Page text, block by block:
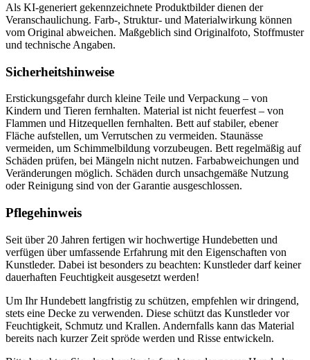
Als KI-generiert gekennzeichnete Produktbilder dienen der
Veranschaulichung. Farb-, Struktur- und Materialwirkung können
vom Original abweichen. Maßgeblich sind Originalfoto, Stoffmuster
und technische Angaben.
Sicherheitshinweise
Erstickungsgefahr durch kleine Teile und Verpackung – von
Kindern und Tieren fernhalten. Material ist nicht feuerfest – von
Flammen und Hitzequellen fernhalten. Bett auf stabiler, ebener
Fläche aufstellen, um Verrutschen zu vermeiden. Staunässe
vermeiden, um Schimmelbildung vorzubeugen. Bett regelmäßig auf
Schäden prüfen, bei Mängeln nicht nutzen. Farbabweichungen und
Veränderungen möglich. Schäden durch unsachgemäße Nutzung
oder Reinigung sind von der Garantie ausgeschlossen.
Pflegehinweis
Seit über 20 Jahren fertigen wir hochwertige Hundebetten und
verfügen über umfassende Erfahrung mit den Eigenschaften von
Kunstleder. Dabei ist besonders zu beachten: Kunstleder darf keiner
dauerhaften Feuchtigkeit ausgesetzt werden!
Um Ihr Hundebett langfristig zu schützen, empfehlen wir dringend,
stets eine Decke zu verwenden. Diese schützt das Kunstleder vor
Feuchtigkeit, Schmutz und Krallen. Andernfalls kann das Material
bereits nach kurzer Zeit spröde werden und Risse entwickeln.